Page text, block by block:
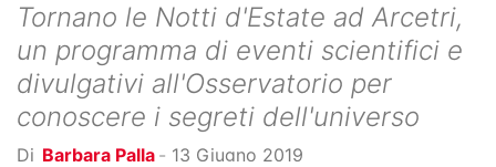
Tornano le Notti d'Estate ad Arcetri,
un programma di eventi scientifici e
divulgativi all'Osservatorio per
conoscere i segreti dell'universo
Di Barbara Palla - 13 Giugno 2019